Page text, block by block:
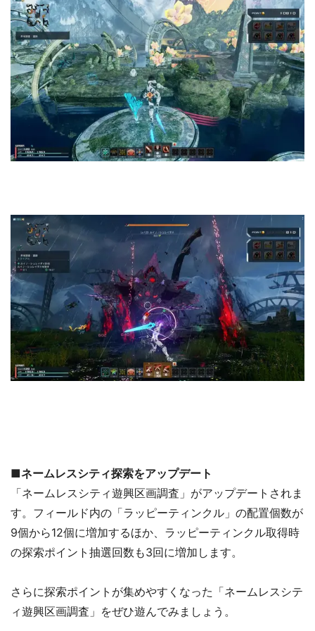
■ネームレスシティ探索をアップデート
「ネームレスシティ遊興区画調査」がアップデートされま
す。フィールド内の「ラッピーティンクル」の配置個数が
9個から12個に増加するほか、ラッピーティンクル取得時
の探索ポイント抽選回数も3回に増加します。
さらに探索ポイントが集めやすくなった「ネームレスシテ
ィ遊興区画調査」をぜひ遊んでみましょう。